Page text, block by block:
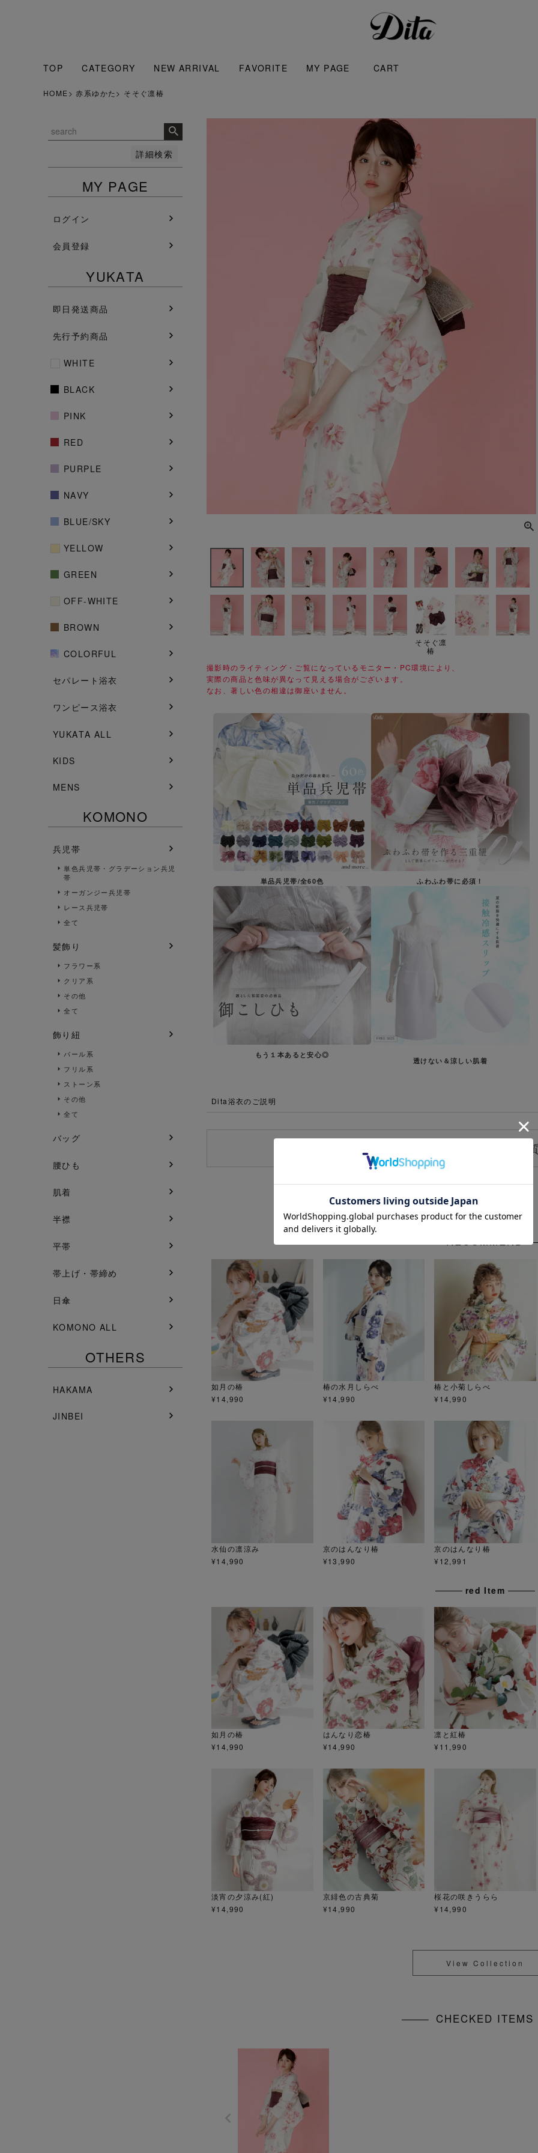
TOP CATEGORY NEW ARRIVAL FAVORITE MY PAGE CART
HOME 赤系ゆかた そそぐ凛椿
詳細検索
人気順
新着順
価格が安い順
MY PAGE
ログイン
会員登録
YUKATA
即日発送商品
先行予約商品
WHITE
BLACK
PINK
RED
PURPLE
NAVY
BLUE/SKY
YELLOW
GREEN
OFF-WHITE
BROWN
COLORFUL
セパレート浴衣
ワンピース浴衣
YUKATA ALL
KIDS
MENS
KOMONO
兵児帯
単色兵児帯・グラデーション兵児
帯
オーガンジー兵児帯
レース兵児帯
全て
髪飾り
フラワー系
クリア系
その他
全て
飾り紐
パール系
フリル系
ストーン系
その他
全て
バッグ
腰ひも
肌着
半襟
平帯
帯上げ・帯締め
日傘
KOMONO ALL
OTHERS
HAKAMA
JINBEI
そそぐ凛
椿
撮影時のライティング・ご覧になっているモニター・PC環境により、
実際の商品と色味が異なって見える場合がございます。
なお、著しい色の相違は御座いません。
単品兵児帯/全60色 ふわふわ帯に必須！
もう１本あると安心◎
透けない＆涼しい肌着
Dita浴衣のご説明
浴衣についてよくあるご
如月の椿
¥14,990
椿の水月しらべ
¥14,990
椿と小菊しらべ
¥14,990
水仙の凛涼み
¥14,990
京のはんなり椿
¥13,990
京のはんなり椿
¥12,991
red Item
如月の椿
¥14,990
はんなり恋椿
¥14,990
凛と紅椿
¥11,990
淡宵の夕涼み(紅)
¥14,990
京緋色の古典菊
¥14,990
桜花の咲きうらら
¥14,990
View Collection
CHECKED ITEMS